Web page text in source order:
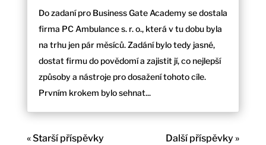
Do zadaní pro Business Gate Academy se dostala
firma PC Ambulance s. r. o., která v tu dobu byla
na trhu jen pár měsíců. Zadání bylo tedy jasné,
dostat firmu do povědomí a zajistit jí, co nejlepší
způsoby a nástroje pro dosažení tohoto cíle.
Prvním krokem bylo sehnat...
« Starší příspěvky Další příspěvky »